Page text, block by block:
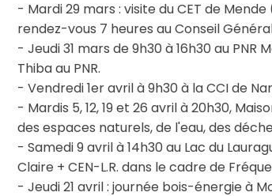
- Mardi 29 mars : visite du CET de
rendez-vous 7 heures au Conseil
- Jeudi 31 mars de 9h30 à 16h30 au
Thiba au PNR.
- Vendredi 1er avril à 9h30 à la CCI de
- Mardis 5, 12, 19 et 26 avril à 20h30,
des espaces naturels, de l'eau, des
- Samedi 9 avril à 14h30 au Lac du
Claire + CEN-L.R. dans le cadre de
- Jeudi 21 avril : journée bois-énergie à